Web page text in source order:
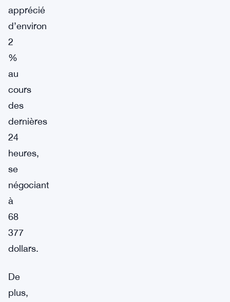
apprécié
d’environ
2
%
au
cours
des
dernières
24
heures,
se
négociant
à
68
377
dollars.
De
plus,